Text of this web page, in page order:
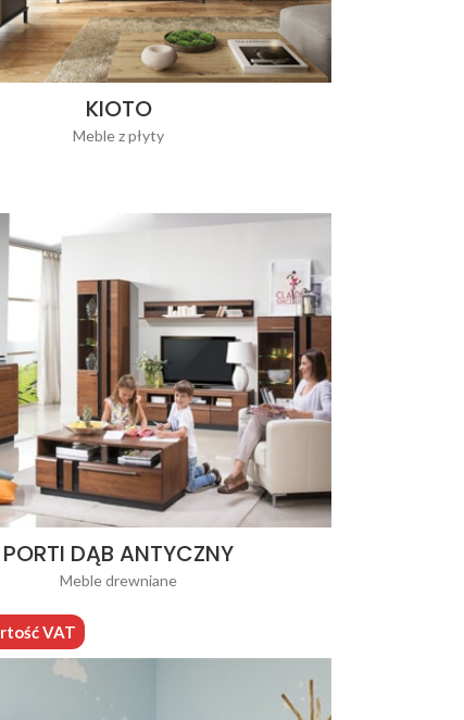
KIOTO
Meble z płyty
PORTI DĄB ANTYCZNY
Meble drewniane
VAT